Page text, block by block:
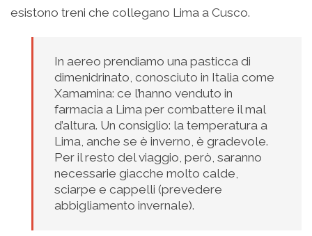
esistono treni che collegano Lima a Cusco.
In aereo prendiamo una pasticca di
dimenidrinato, conosciuto in Italia come
Xamamina: ce l’hanno venduto in
farmacia a Lima per combattere il mal
d’altura. Un consiglio: la temperatura a
Lima, anche se è inverno, è gradevole.
Per il resto del viaggio, però, saranno
necessarie giacche molto calde,
sciarpe e cappelli (prevedere
abbigliamento invernale).